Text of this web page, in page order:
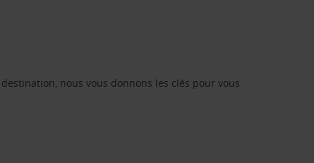
nous vous donnons les clés pour vous